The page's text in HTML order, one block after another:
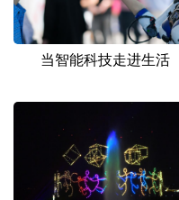
广西
四川 贵州
多语种频道
当智能科技走进生活